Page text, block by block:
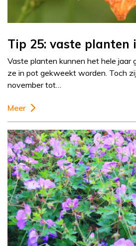
Tip 25: vaste planten
Vaste planten kunnen het hele jaar
ze in pot gekweekt worden. Toch
november tot…
Meer